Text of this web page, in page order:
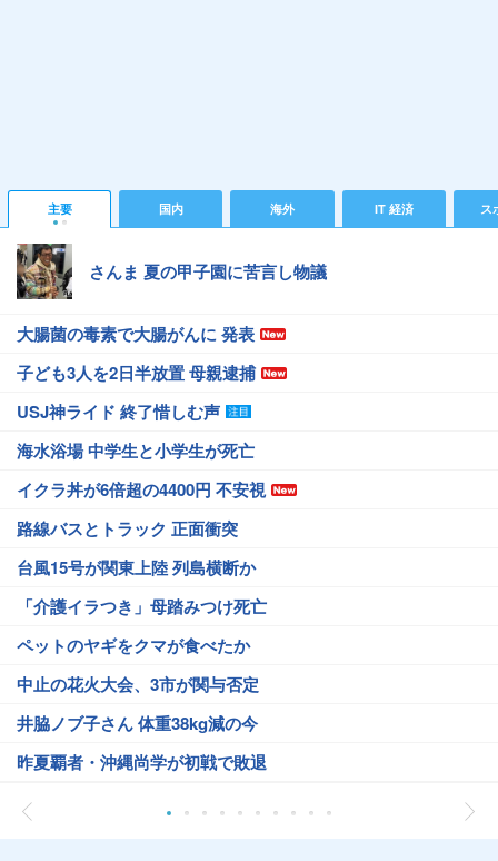
主要 国内 海外 IT 経済 ス
さんま 夏の甲子園に苦言し物議
大腸菌の毒素で大腸がんに 発表
子ども3人を2日半放置 母親逮捕
USJ神ライド 終了惜しむ声
海水浴場 中学生と小学生が死亡
イクラ丼が6倍超の4400円 不安視
路線バスとトラック 正面衝突
台風15号が関東上陸 列島横断か
「介護イラつき」母踏みつけ死亡
ペットのヤギをクマが食べたか
中止の花火大会、3市が関与否定
井脇ノブ子さん 体重38kg減の今
昨夏覇者・沖縄尚学が初戦で敗退